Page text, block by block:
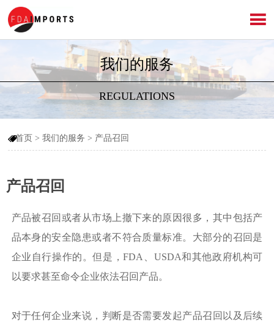

我们的服务
REGULATIONS
首页 >我们的服务 > 产品召回
产品召回
产品被召回或者从市场上撤下来的原因很多，其中包括产
品本身的安全隐患或者不符合质量标准。大部分的召回是
企业自行操作的。但是，FDA、USDA和其他政府机构可
以要求甚至命令企业依法召回产品。
对于任何企业来说，判断是否需要发起产品召回以及后续